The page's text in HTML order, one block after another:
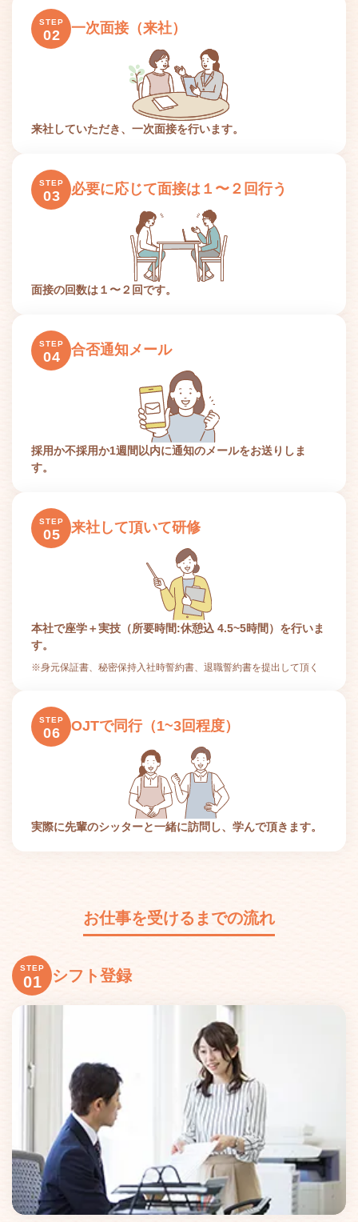
STEP
02 一次面接（来社）
来社していただき、一次面接を行います。
STEP
03 必要に応じて面接は１〜２回行う
面接の回数は１〜２回です。
STEP
04 合否通知メール
採用か不採用か1週間以内に通知のメールをお送りしま
す。
STEP
05 来社して頂いて研修
本社で座学＋実技（所要時間:休憩込 4.5~5時間）を行いま
す。
※身元保証書、秘密保持入社時誓約書、退職誓約書を提出して頂く
STEP
06 OJTで同行（1~3回程度）
実際に先輩のシッターと一緒に訪問し、学んで頂きます。
お仕事を受けるまでの流れ
STEP
01 シフト登録